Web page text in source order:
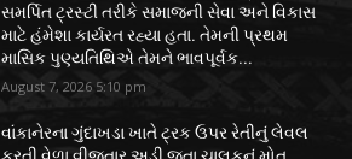
સમર્પિત ટ્રસ્ટી તરીકે સમાજની સેવા અને વિકાસ
માટે હંમેશા કાર્યરત રહ્યા હતા. તેમની પ્રથમ
માસિક પુણ્યતિથિએ તેમને ભાવપૂર્વક...
August 7, 2026 5:10 pm
વાંકાનેરના ગુંદાખડા ખાતે ટ્રક ઉપર રેતીનું લેવલ
કરતી વેળા વીજતાર અડી જતા ચાલકનું મોત